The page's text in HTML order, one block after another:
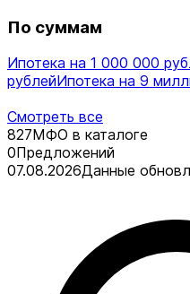
По суммам
Ипотека на 1 000 000
рублейИпотека на 9
Смотреть все
827МФО в каталоге
0Предложений
07.08.2026Данные